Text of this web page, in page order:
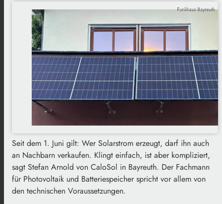
Funkhaus Bayreuth
Seit dem 1. Juni gilt: Wer Solarstrom erzeugt, darf ihn auch
an Nachbarn verkaufen. Klingt einfach, ist aber kompliziert,
sagt Stefan Arnold von CaloSol in Bayreuth. Der Fachmann
für Photovoltaik und Batteriespeicher spricht vor allem von
den technischen Voraussetzungen.